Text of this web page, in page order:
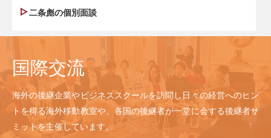
二条彪の個別面談
国際交流
海外の後継企業やビジネススクールを訪問し日々の経営へのヒン
トを得る海外移動教室や、各国の後継者が一堂に会する後継者サ
ミットを主催しています。